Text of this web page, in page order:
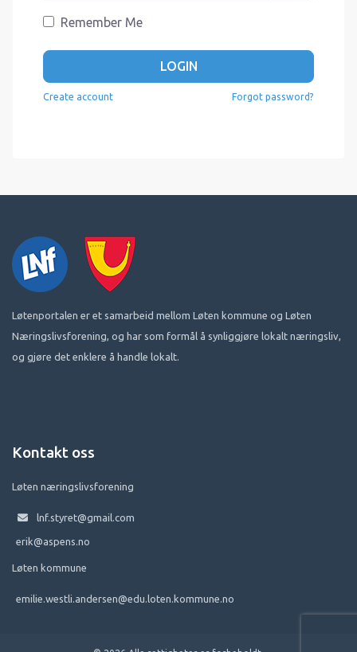
Remember Me
LOGIN
Create account Forgot password?
Løtenportalen er et samarbeid mellom Løten kommune og Løten
Næringslivsforening, og har som formål å synliggjøre lokalt næringsliv,
og gjøre det enklere å handle lokalt.
Kontakt oss
Løten næringslivsforening
lnf.styret@gmail.com
erik@aspens.no
Løten kommune
emilie.westli.andersen@edu.loten.kommune.no